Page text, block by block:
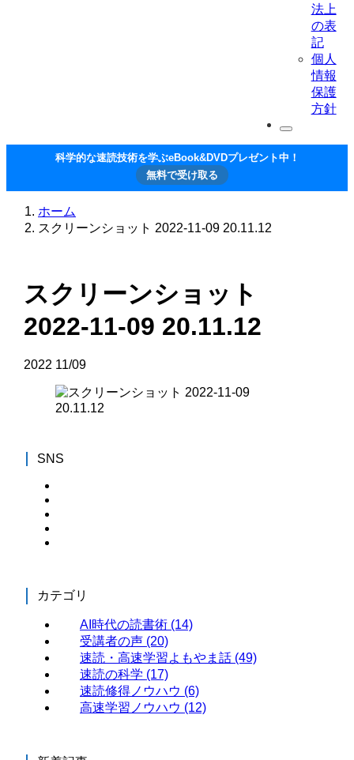
法上
の表
記
個人
情報
保護
方針
科学的な速読技術を学ぶeBook&DVDプレゼント中！
無料で受け取る
ホーム
スクリーンショット 2022-11-09 20.11.12
スクリーンショット
2022-11-09 20.11.12
2022 11/09
SNS
カテゴリ
AI時代の読書術 (14)
受講者の声 (20)
速読・高速学習よもやま話 (49)
速読の科学 (17)
速読修得ノウハウ (6)
高速学習ノウハウ (12)